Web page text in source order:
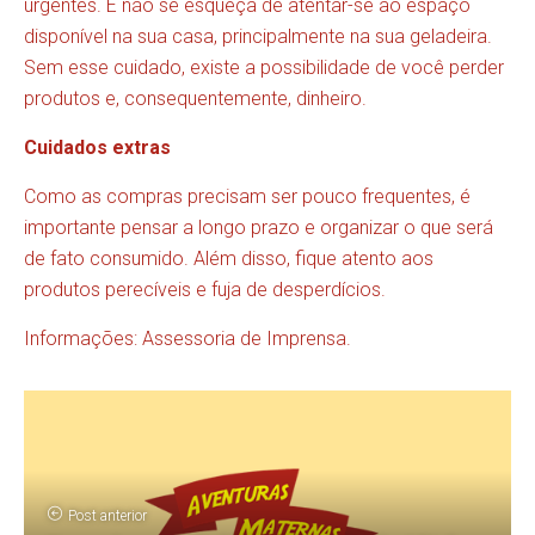
urgentes. E não se esqueça de atentar-se ao espaço
disponível na sua casa, principalmente na sua geladeira.
Sem esse cuidado, existe a possibilidade de você perder
produtos e, consequentemente, dinheiro.
Cuidados extras
Como as compras precisam ser pouco frequentes, é
importante pensar a longo prazo e organizar o que será
de fato consumido. Além disso, fique atento aos
produtos perecíveis e fuja de desperdícios.
Informações: Assessoria de Imprensa.
Post anterior